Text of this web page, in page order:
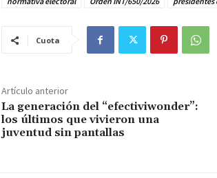
Cuota
Artículo anterior
La generación del “efectiviwonder”:
los últimos que vivieron una
juventud sin pantallas